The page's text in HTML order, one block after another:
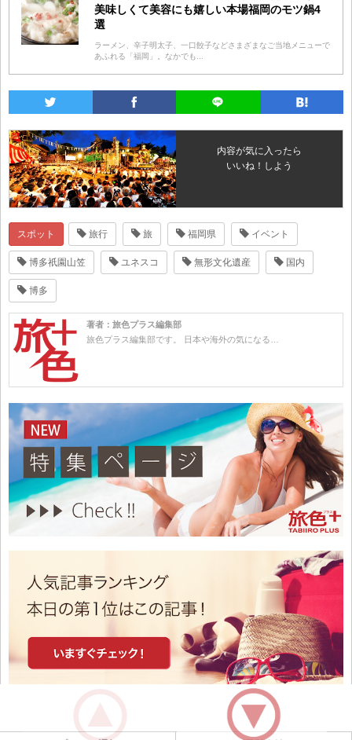
美味しくて美容にも嬉しい本場福岡のモツ鍋4
選
ラーメン、辛子明太子、一口餃子などさまざまなご当地メニューで
あふれる「福岡」。なかでも...
内容が気に入ったら
いいね！しよう
スポット 旅行 旅 福岡県 イベント
博多祇園山笠 ユネスコ 無形文化遺産 国内
博多
著者：旅色プラス編集部
旅色プラス編集部です。 日本や海外の気になる…